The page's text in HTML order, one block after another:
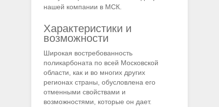
нашей компании в МСК.
Характеристики и
возможности
Широкая востребованность
поликарбоната по всей Московской
области, как и во многих других
регионах страны, обусловлена его
отменными свойствами и
возможностями, которые он дает.